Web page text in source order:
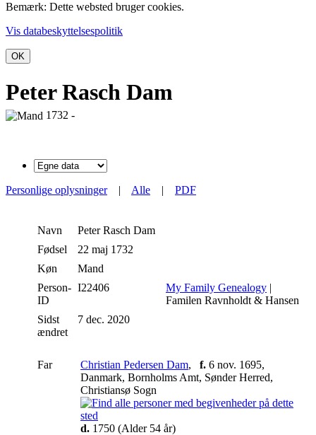
Bemærk: Dette websted bruger cookies.
Vis databeskyttelsespolitik
OK
Peter Rasch Dam
1732 -
Personlige oplysninger| Alle | PDF
Navn Peter Rasch Dam
Fødsel
22 maj 1732
Køn
Mand
Person-
ID
I22406 My Family Genealogy |
Familen Ravnholdt & Hansen
Sidst
ændret
7 dec. 2020
Far Christian Pedersen Dam, f. 6 nov. 1695,
Danmark, Bornholms Amt, Sønder Herred,
Christiansø Sogn
d. 1750 (Alder 54 år)